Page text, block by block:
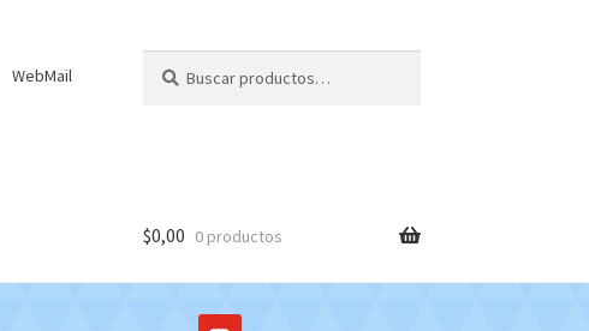
WebMail
por:
$0,00 0 productos